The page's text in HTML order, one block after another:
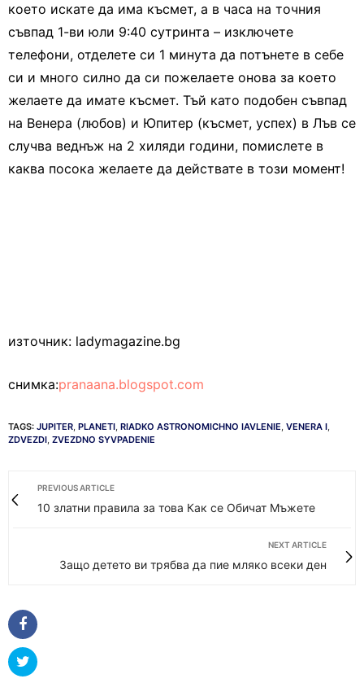
което искате да има късмет, а в часа на точния
съвпад 1-ви юли 9:40 сутринта – изключете
телефони, отделете си 1 минута да потънете в себе
си и много силно да си пожелаете онова за което
желаете да имате късмет. Тъй като подобен съвпад
на Венера (любов) и Юпитер (късмет, успех) в Лъв се
случва веднъж на 2 хиляди години, помислете в
каква посока желаете да действате в този момент!
източник: ladymagazine.bg
снимка:pranaana.blogspot.com
TAGS: JUPITER, PLANETI, RIADKO ASTRONOMICHNO IAVLENIE, VENERA I,
ZDVEZDI, ZVEZDNO SYVPADENIE
PREVIOUS ARTICLE
10 златни правила за това Как се Обичат Мъжете
NEXT ARTICLE
Защо детето ви трябва да пие мляко всеки ден